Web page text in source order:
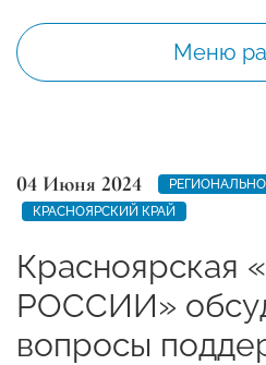
Меню
04 Июня 2024
КРАСНОЯРСКИЙ КРАЙ
Красноярская
РОССИИ»
вопросы